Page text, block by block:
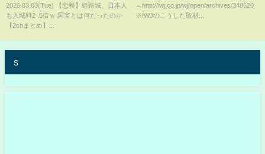
【5chスレ】【ゆっくり】
2026.03.03(Tue) 【悲報】姫路城、日本人
も入城料2 .5倍ｗ 国宝とは何だったのか
【2chまとめ】...
し「同盟休校」（学生ストライ
キ）を開始！IWJが労働者と学生
継！ 2016.11.30
→http://iwj.co.jp/wj/open/archives/348520
※IWJのこうした取材...
s